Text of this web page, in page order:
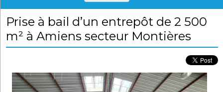
Prise à bail d’un entrepôt de 2 500
m² à Amiens secteur Montières